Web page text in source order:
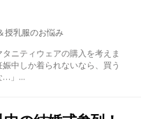
授乳服のお悩み
ニティウェアの購入を考えま
中しか着られないなら、買う
…」...